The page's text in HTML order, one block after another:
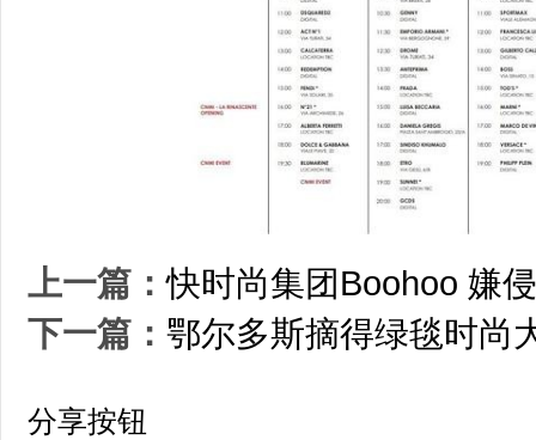
上一篇：快时尚集团Boohoo 嫌
下一篇： 鄂尔多斯摘得绿毯时尚
分享按钮